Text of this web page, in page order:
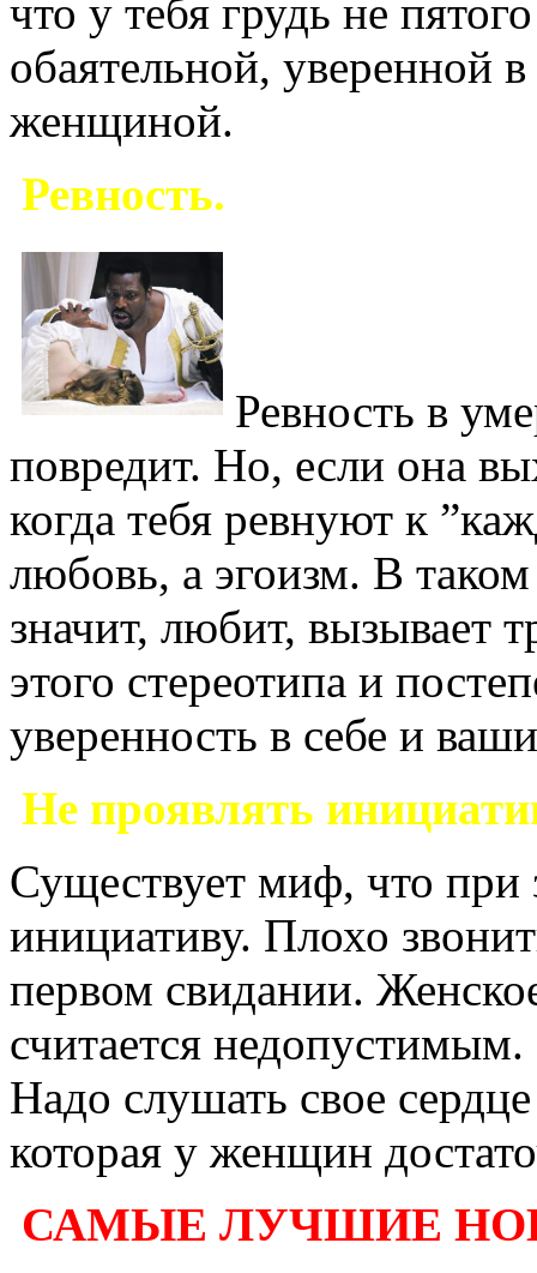
что у тебя грудь не
обаятельной, уверенной
женщиной.
Ревность.
Ревность в
повредит. Но, если она
когда тебя ревнуют к
любовь, а эгоизм. В
значит, любит, вызывает
этого стереотипа и
уверенность в себе и
Не проявлять
Существует миф, что при
инициативу. Плохо
первом свидании.
считается недопустимым.
Надо слушать свое
которая у женщин
САМЫЕ ЛУЧШИЕ